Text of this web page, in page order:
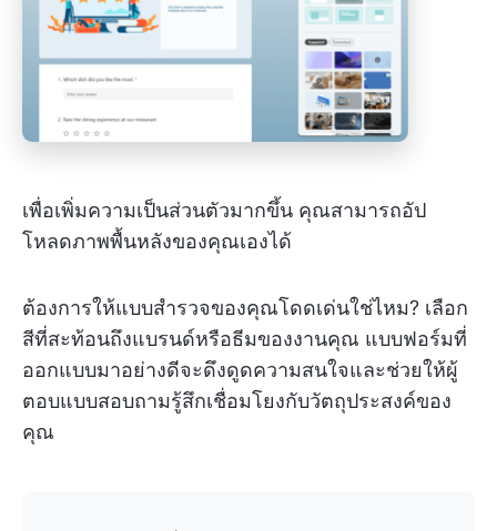
เพื่อเพิ่มความเป็นส่วนตัวมากขึ้น คุณสามารถอัป
โหลดภาพพื้นหลังของคุณเองได้
ต้องการให้แบบสำรวจของคุณโดดเด่นใช่ไหม? เลือก
สีที่สะท้อนถึงแบรนด์หรือธีมของงานคุณ แบบฟอร์มที่
ออกแบบมาอย่างดีจะดึงดูดความสนใจและช่วยให้ผู้
ตอบแบบสอบถามรู้สึกเชื่อมโยงกับวัตถุประสงค์ของ
คุณ